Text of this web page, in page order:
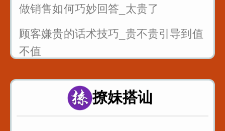
做销售如何巧妙回答_太贵了
顾客嫌贵的话术技巧_贵不贵引导到值
不值
销售的时候懂得尊重客户_一句话就可
以留人留心
7句黄金口诀教你抓住客户的心
撩妹搭讪